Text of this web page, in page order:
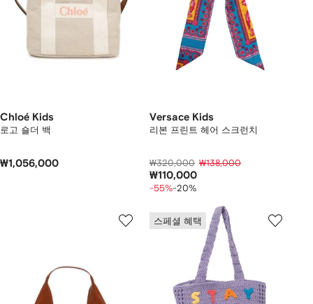
Chloé Kids
로고 숄더 백
₩1,056,000
Versace Kids
리본 프린트 헤어 스크런치
₩320,000 ₩138,000
₩110,000
-55%-20%
스페셜 혜택